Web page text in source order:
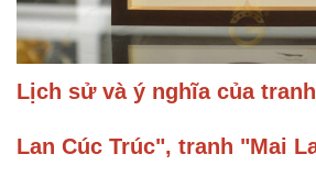
Lịch sử và ý nghĩa của
Lan Cúc Trúc", tranh "Mai